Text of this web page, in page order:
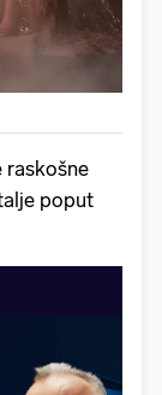
raskošne
poput